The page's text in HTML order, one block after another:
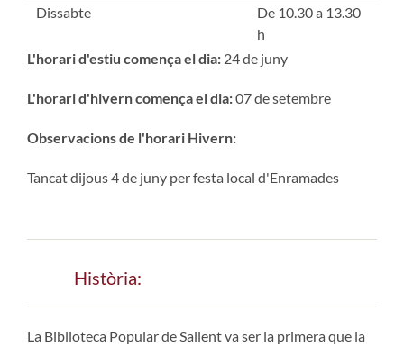
Dissabte
De 10.30 a 13.30
h
L'horari d'estiu comença el dia: 24 de juny
L'horari d'hivern comença el dia:07 de setembre
Observacions de l'horari Hivern:
Tancat dijous 4 de juny per festa local d'Enramades
Història:
La Biblioteca Popular de Sallent va ser la primera que la